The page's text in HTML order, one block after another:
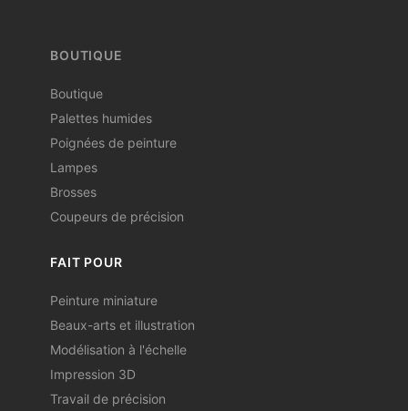
BOUTIQUE
Boutique
Palettes humides
Poignées de peinture
Lampes
Brosses
Coupeurs de précision
FAIT POUR
Peinture miniature
Beaux-arts et illustration
Modélisation à l'échelle
Impression 3D
Travail de précision